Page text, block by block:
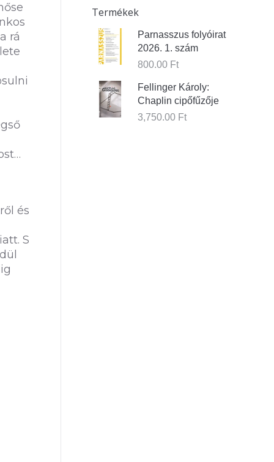
rá
és
S
Termékek
Parnasszus folyóirat
2026. 1. szám
800.00 Ft
Fellinger Károly:
Chaplin cipőfűzője
3,750.00 Ft